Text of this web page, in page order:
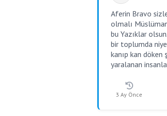
Aferin Bravo
olmalı
bu Yazıklar
bir toplumda niye
kanıp kan döken
yaralanan
3 Ay Önce